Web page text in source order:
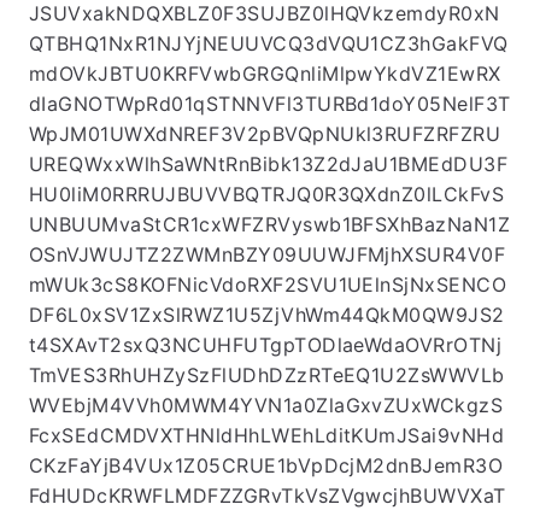
JSUVxakNDQXBLZ0F3SUJBZ0lHQVkzemdyR0xN
QTBHQ1NxR1NJYjNEUUVCQ3dVQU1CZ3hGakFVQ
mdOVkJBTU0KRFVwbGRGQnliMlpwYkdVZ1EwRX
dIaGNOTWpRd01qSTNNVFl3TURBd1doY05NelF3T
WpJM01UWXdNREF3V2pBVQpNUkl3RUFZRFZRU
UREQWxxWlhSaWNtRnBibk13Z2dJaU1BMEdDU3F
HU0liM0RRRUJBUVVBQTRJQ0R3QXdnZ0lLCkFvS
UNBUUMvaStCR1cxWFZRVyswb1BFSXhBazNaN1Z
OSnVJWUJTZ2ZWMnBZY09UUWJFMjhXSUR4V0F
mWUk3cS8KOFNicVdoRXF2SVU1UElnSjNxSENCO
DF6L0xSV1ZxSlRWZ1U5ZjVhWm44QkM0QW9JS2
t4SXAvT2sxQ3NCUHFUTgpTODlaeWdaOVRrOTNj
TmVES3RhUHZySzFlUDhDZzRTeEQ1U2ZsWWVLb
WVEbjM4VVh0MWM4YVN1a0ZlaGxvZUxWCkgzS
FcxSEdCMDVXTHNldHhLWEhLditKUmJSai9vNHd
CKzFaYjB4VUx1Z05CRUE1bVpDcjM2dnBJemR3O
FdHUDcKRWFLMDFZZGRvTkVsZVgwcjhBUWVXaT